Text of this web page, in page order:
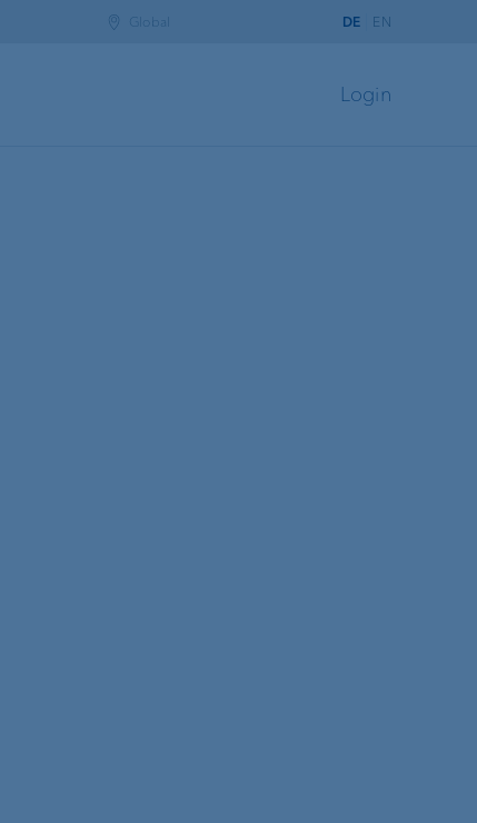
Global DE EN
Login